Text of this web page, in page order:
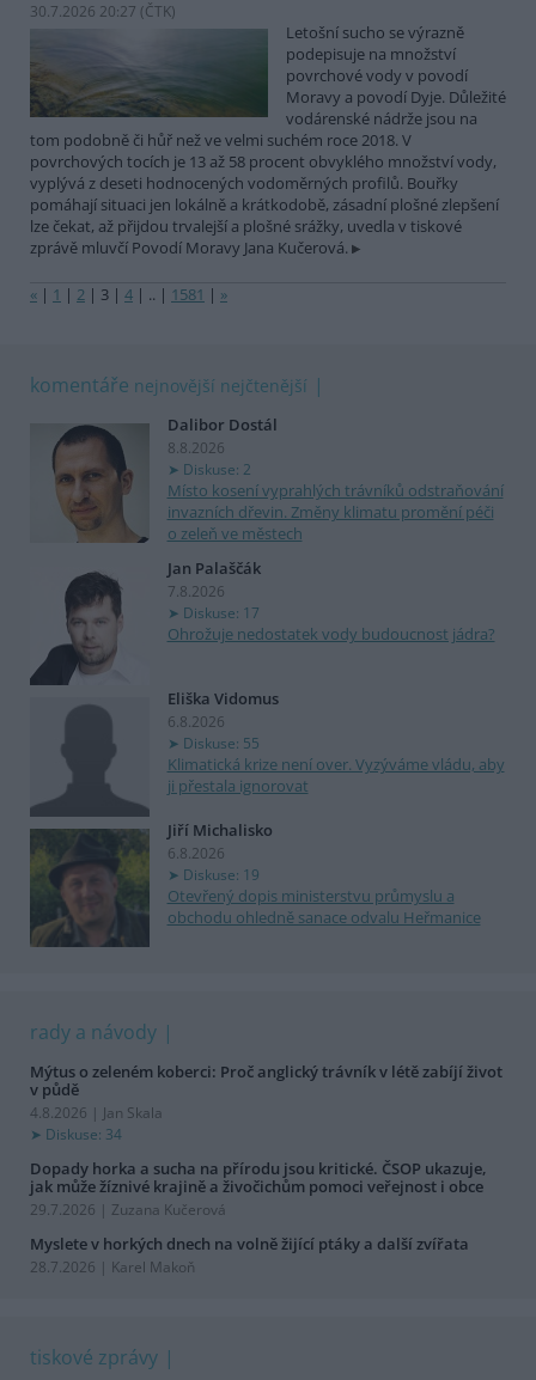
30.7.2026 20:27 (ČTK)
Letošní sucho se výrazně
podepisuje na množství
povrchové vody v povodí
Moravy a povodí Dyje. Důležité
vodárenské nádrže jsou na
tom podobně či hůř než ve velmi suchém roce 2018. V
povrchových tocích je 13 až 58 procent obvyklého množství vody,
vyplývá z deseti hodnocených vodoměrných profilů. Bouřky
pomáhají situaci jen lokálně a krátkodobě, zásadní plošné zlepšení
lze čekat, až přijdou trvalejší a plošné srážky, uvedla v tiskové
zprávě mluvčí Povodí Moravy Jana Kučerová.
« | 1 | 2 | 3 | 4 | .. | 1581 | »
komentáře nejnovější nejčtenější
Dalibor Dostál
8.8.2026
Diskuse: 2
Místo kosení vyprahlých trávníků odstraňování
invazních dřevin. Změny klimatu promění péči
o zeleň ve městech
Jan Palaščák
7.8.2026
Diskuse: 17
Ohrožuje nedostatek vody budoucnost jádra?
Eliška Vidomus
6.8.2026
Diskuse: 55
Klimatická krize není over. Vyzýváme vládu, aby
ji přestala ignorovat
Jiří Michalisko
6.8.2026
Diskuse: 19
Otevřený dopis ministerstvu průmyslu a
obchodu ohledně sanace odvalu Heřmanice
rady a návody
Mýtus o zeleném koberci: Proč anglický trávník v létě zabíjí život
v půdě
4.8.2026 | Jan Skala
Diskuse: 34
Dopady horka a sucha na přírodu jsou kritické. ČSOP ukazuje,
jak může žíznivé krajině a živočichům pomoci veřejnost i obce
29.7.2026 | Zuzana Kučerová
Myslete v horkých dnech na volně žijící ptáky a další zvířata
28.7.2026 | Karel Makoň
tiskové zprávy